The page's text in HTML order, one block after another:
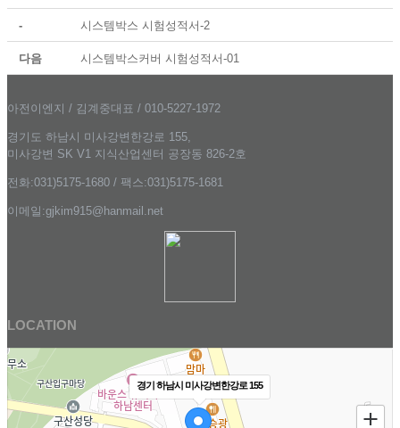
- 시스템박스 시험성적서-2
다음 시스템박스커버 시험성적서-01
아전이엔지 / 김계중대표 / 010-5227-1972
경기도 하남시 미사강변한강로 155,
미사강변 SK V1 지식산업센터 공장동 826-2호
전화:031)5175-1680 / 팩스:031)5175-1681
이메일:gjkim915@hanmail.net
LOCATION
경기 하남시 미사강변한강로 155